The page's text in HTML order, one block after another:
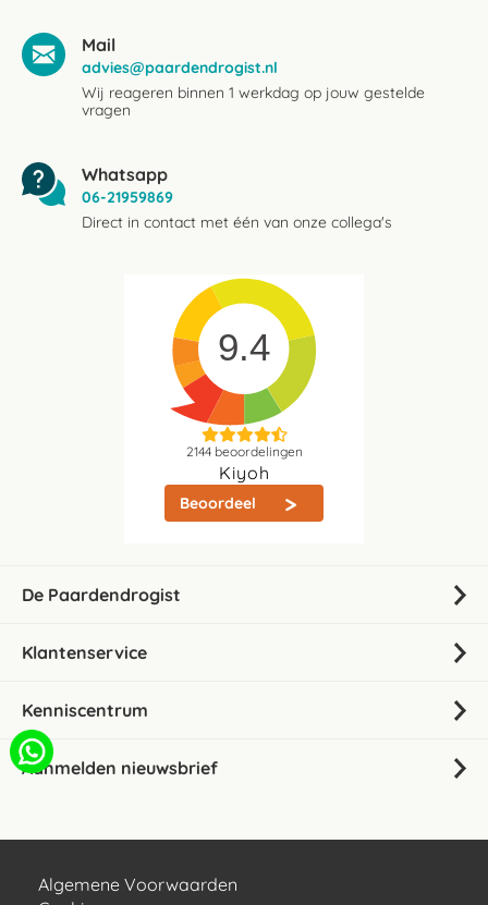
Mail
advies@paardendrogist.nl
Wij reageren binnen 1 werkdag op jouw gestelde
vragen
Whatsapp
06-21959869
Direct in contact met één van onze collega's
9.4
2144beoordelingen
Kiyoh
Beoordeel
De Paardendrogist
Klantenservice
Kenniscentrum
Aanmelden nieuwsbrief
Algemene Voorwaarden